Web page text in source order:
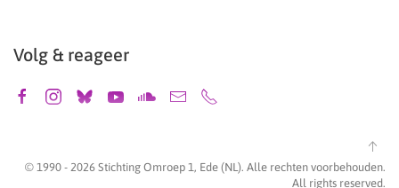
Volg & reageer
© 1990 - 2026 Stichting Omroep 1, Ede (NL). Alle rechten voorbehouden.
All rights reserved.